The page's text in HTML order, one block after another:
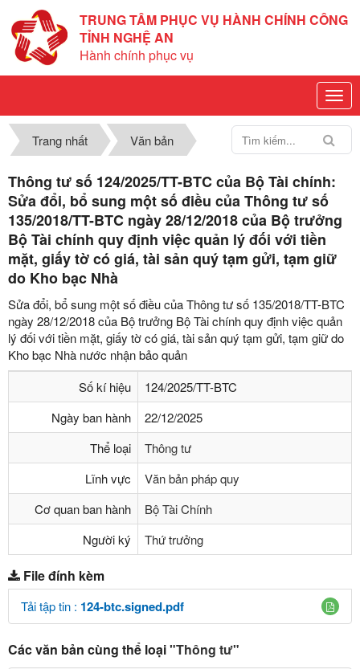
TRUNG TÂM PHỤC VỤ HÀNH CHÍNH CÔNG
TỈNH NGHỆ AN
Hành chính phục vụ
Trang nhất Văn bản
Thông tư số 124/2025/TT-BTC của Bộ Tài chính:
Sửa đổi, bổ sung một số điều của Thông tư số
135/2018/TT-BTC ngày 28/12/2018 của Bộ trưởng
Bộ Tài chính quy định việc quản lý đối với tiền
mặt, giấy tờ có giá, tài sản quý tạm gửi, tạm giữ
do Kho bạc Nhà
Sửa đổi, bổ sung một số điều của Thông tư số 135/2018/TT-BTC
ngày 28/12/2018 của Bộ trưởng Bộ Tài chính quy định việc quản
lý đối với tiền mặt, giấy tờ có giá, tài sản quý tạm gửi, tạm giữ do
Kho bạc Nhà nước nhận bảo quản
Số kí hiệu
124/2025/TT-BTC
Ngày ban hành
22/12/2025
Thể loại
Thông tư
Lĩnh vực
Văn bản pháp quy
Cơ quan ban hành
Bộ Tài Chính
Người ký
Thứ trưởng
File đính kèm
Tải tập tin : 124-btc.signed.pdf
Các văn bản cùng thể loại"Thông tư"